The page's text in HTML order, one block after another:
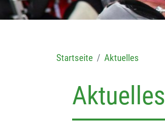
Startseite Aktuelles
Aktuelles